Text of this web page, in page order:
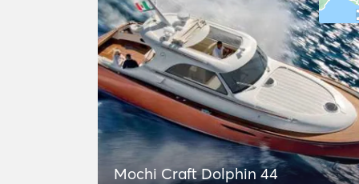
Mochi Craft Dolphin 44